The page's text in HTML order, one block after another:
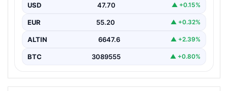
Adalet Bakanı Akın Gürlek, Türkiye’nin terörden
yeni çerçeve…
USD 47.70 ▲ +0.15%
EUR 55.20 ▲ +0.32%
ALTIN 6647.6 ▲ +2.39%
BTC 3089555 ▲ +0.80%